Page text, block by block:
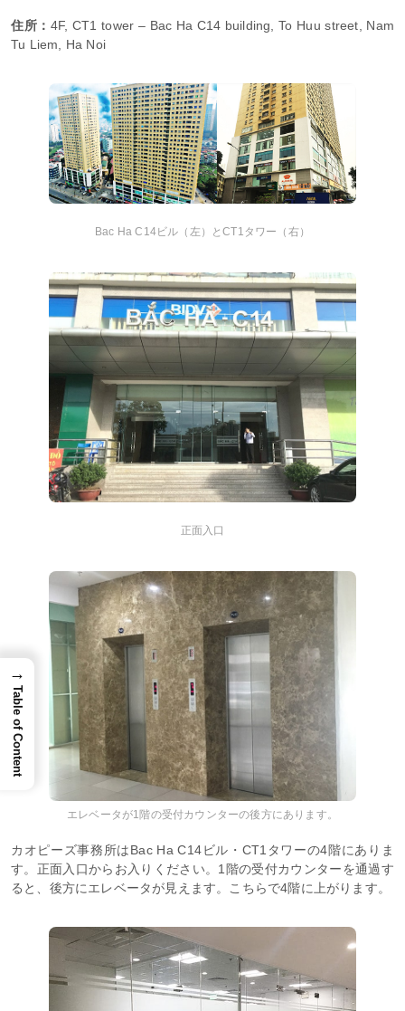
住所： 4F, CT1 tower – Bac Ha C14 building, To Huu street, Nam
Tu Liem, Ha Noi
Bac Ha C14ビル（左）とCT1タワー（右）
正面入口
エレベータが1階の受付カウンターの後方にあります。
カオピーズ事務所はBac Ha C14ビル・CT1タワーの4階にありま
す。正面入口からお入りください。1階の受付カウンターを通過す
ると、後方にエレベータが見えます。こちらで4階に上がります。
→
Table of Content